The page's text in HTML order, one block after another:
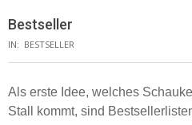
Bestseller
IN: BESTSELLER
Als erste Idee, welches
Stall kommt, sind